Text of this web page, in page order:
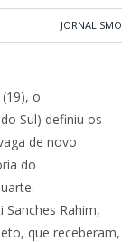
JORNALISMO
o
Sul) definiu os
de novo
do
Rahim,
que receberam,